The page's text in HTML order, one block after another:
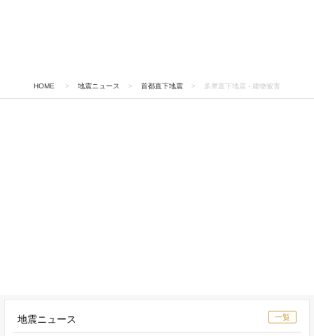
HOME > 地震ニュース > 首都直下地震 > 多摩直下地震 - 建物被害
一覧
地震ニュース